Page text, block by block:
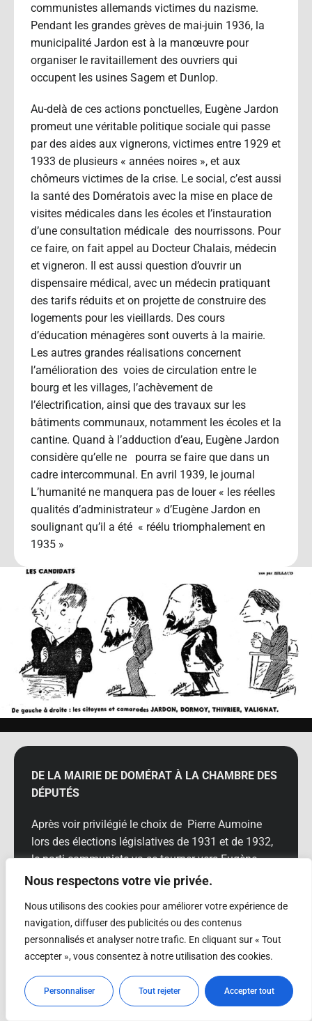
Nous respectons votre vie privée.
Nous utilisons des cookies pour améliorer votre expérience de
navigation, diffuser des publicités ou des contenus
personnalisés et analyser notre trafic. En cliquant sur « Tout
accepter », vous consentez à notre utilisation des cookies.
Personnaliser Tout rejeter Accepter tout
communistes allemands victimes du nazisme.
Pendant les grandes grèves de mai-juin 1936, la
municipalité Jardon est à la manœuvre pour
organiser le ravitaillement des ouvriers qui
occupent les usines Sagem et Dunlop.
Au-delà de ces actions ponctuelles, Eugène Jardon
promeut une véritable politique sociale qui passe
par des aides aux vignerons, victimes entre 1929 et
1933 de plusieurs « années noires », et aux
chômeurs victimes de la crise. Le social, c’est aussi
la santé des Domératois avec la mise en place de
visites médicales dans les écoles et l’instauration
d’une consultation médicale des nourrissons. Pour
ce faire, on fait appel au Docteur Chalais, médecin
et vigneron. Il est aussi question d’ouvrir un
dispensaire médical, avec un médecin pratiquant
des tarifs réduits et on projette de construire des
logements pour les vieillards. Des cours
d’éducation ménagères sont ouverts à la mairie.
Les autres grandes réalisations concernent
l’amélioration des voies de circulation entre le
bourg et les villages, l’achèvement de
l’électrification, ainsi que des travaux sur les
bâtiments communaux, notamment les écoles et la
cantine. Quand à l’adduction d’eau, Eugène Jardon
considère qu’elle ne pourra se faire que dans un
cadre intercommunal. En avril 1939, le journal
L’humanité ne manquera pas de louer « les réelles
qualités d’administrateur » d’Eugène Jardon en
soulignant qu’il a été « réélu triomphalement en
1935 »
DE LA MAIRIE DE DOMÉRAT À LA CHAMBRE DES
DÉPUTÉS
Après voir privilégié le choix de Pierre Aumoine
lors des élections législatives de 1931 et de 1932,
le parti communiste va se tourner vers Eugène
Jardon, un candidat au profil plus rassembleur, au-
1934 à l’unité d’action face aux menaces fascistes
en France, il affronte en avril 1936 Marx Dormoy
qui « bien que se réclamant du Front Populaire ne
s’y est pas rallié parmi les premiers, ni sans
réticence ». Si ce dernier est réélu dès le premier
tour, il ne devance Jardon que de 600 voix. André